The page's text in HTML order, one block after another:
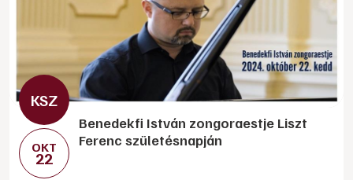
OKT
22
Benedekfi István zongoraestje Liszt
Ferenc születésnapján